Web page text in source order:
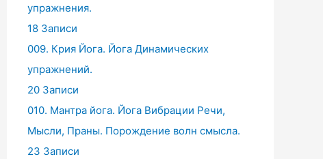
упражнения.
18 Записи
009. Крия Йога. Йога Динамических
упражнений.
20 Записи
010. Мантра йога. Йога Вибрации Речи,
Мысли, Праны. Порождение волн смысла.
23 Записи